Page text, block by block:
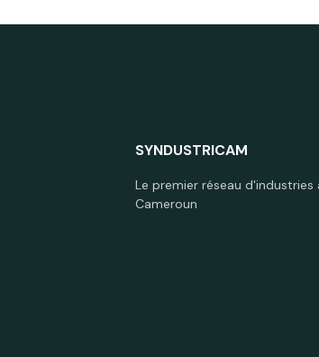
SYNDUSTRICAM
Le premier réseau d'industries
Cameroun